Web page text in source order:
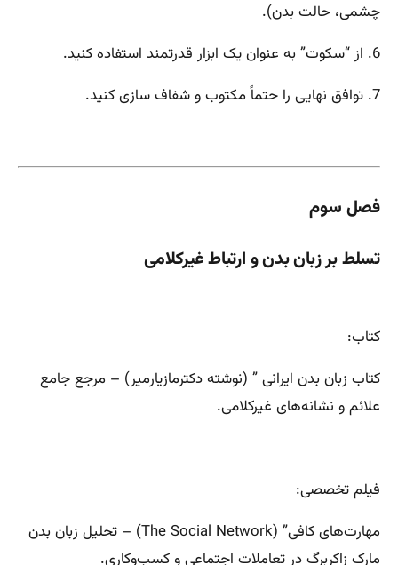
چشمی، حالت بدن).
6. از “سکوت” به عنوان یک ابزار قدرتمند استفاده کنید.
7. توافق نهایی را حتماً مکتوب و شفاف سازی کنید.
فصل سوم
تسلط بر زبان بدن و ارتباط غیرکلامی
کتاب:
کتاب زبان بدن ایرانی ” (نوشته دکترمازیارمیر) – مرجع جامع
علائم و نشانه‌های غیرکلامی.
فیلم تخصصی:
مهارت‌های کافی” (The Social Network) – تحلیل زبان بدن
مارک زاکربرگ در تعاملات اجتماعی و کسب‌وکاری.